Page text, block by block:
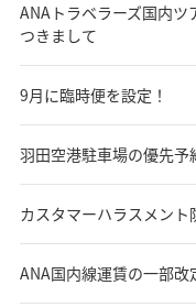
ANAトラベラーズ国内ツ
つきまして
9月に臨時便を設定！
羽田空港駐車場の優先
カスタマーハラスメン
ANA国内線運賃の一部改